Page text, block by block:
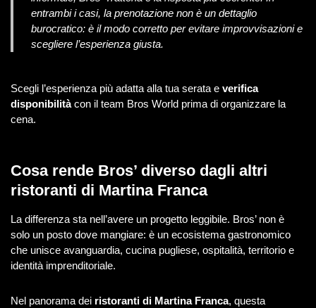
entrambi i casi, la prenotazione non è un dettaglio
burocratico: è il modo corretto per evitare improvvisazioni e
scegliere l’esperienza giusta.
Scegli l’esperienza più adatta alla tua serata e verifica
disponibilitàcon il team Bros World prima di organizzare la
cena.
Cosa rende Bros’ diverso dagli altri
ristoranti di Martina Franca
La differenza sta nell’avere un progetto leggibile. Bros’ non è
solo un posto dove mangiare: è un ecosistema gastronomico
che unisce avanguardia, cucina pugliese, ospitalità, territorio e
identità imprenditoriale.
Nel panorama dei ristoranti di Martina Franca, questa